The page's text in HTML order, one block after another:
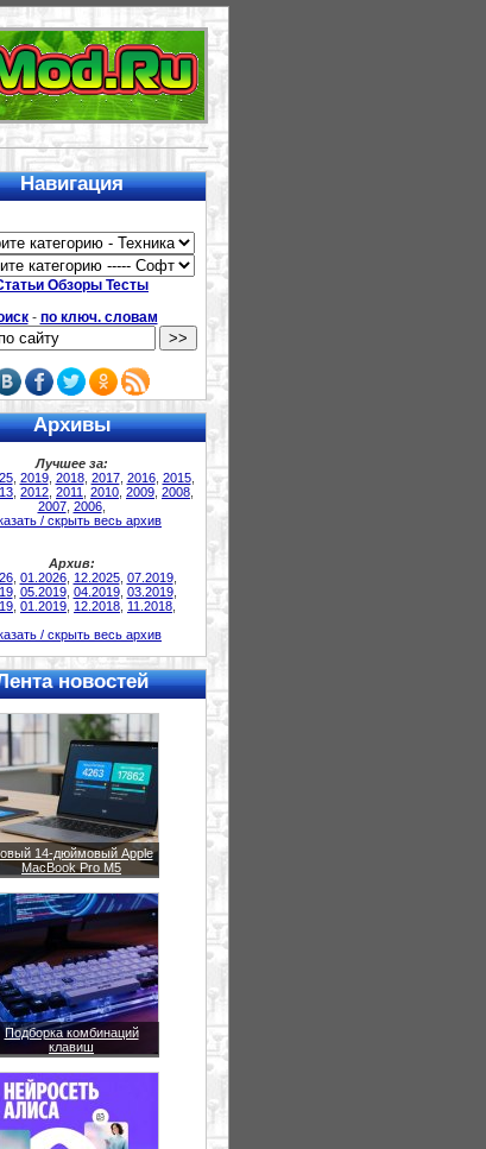
Навигация
Обзоры Тесты
- по ключ. словам
Архивы
Лучшее за:
, 2019, 2018, 2017, 2016, 2015,
2012 2011 2010 2009 2008
2007, 2006,
/ скрыть весь архив
Архив:
, 01.2026, 12.2025, 07.2019,
, 05.2019, 04.2019, 03.2019,
01.2019 12.2018 11.2018
/ скрыть весь архив
новостей
14-дюймовый Apple
MacBook Pro M5
Подборка комбинаций
клавиш